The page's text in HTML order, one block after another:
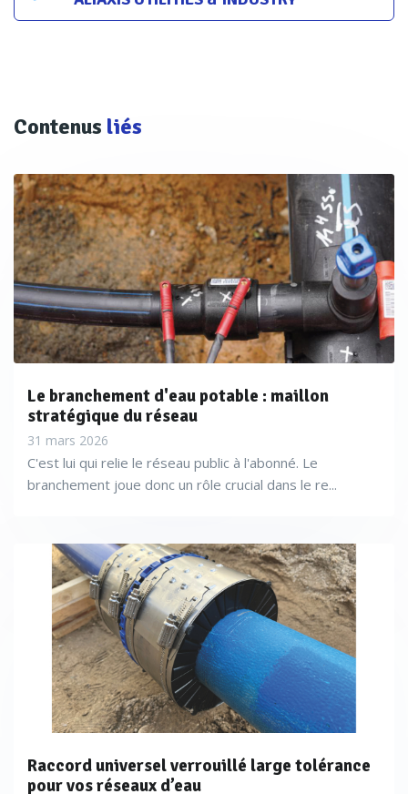
Contenus liés
Le branchement d'eau potable : maillon
stratégique du réseau
31 mars 2026
C'est lui qui relie le réseau public à l'abonné. Le
branchement joue donc un rôle crucial dans le re...
Raccord universel verrouillé large tolérance
pour vos réseaux d’eau